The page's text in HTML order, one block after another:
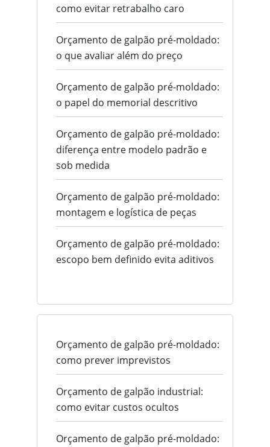
como evitar retrabalho caro
Orçamento de galpão pré-moldado:
o que avaliar além do preço
Orçamento de galpão pré-moldado:
o papel do memorial descritivo
Orçamento de galpão pré-moldado:
diferença entre modelo padrão e
sob medida
Orçamento de galpão pré-moldado:
montagem e logística de peças
Orçamento de galpão pré-moldado:
escopo bem definido evita aditivos
Orçamento de galpão pré-moldado:
como prever imprevistos
Orçamento de galpão industrial:
como evitar custos ocultos
Orçamento de galpão pré-moldado: